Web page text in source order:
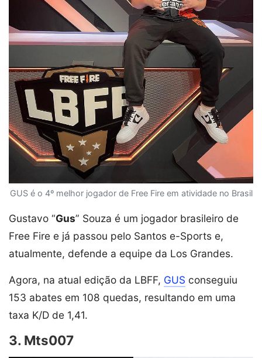
GUS é o 4º melhor jogador de Free Fire em atividade no Brasil
Gustavo “Gus” Souza é um jogador brasileiro de
Free Fire e já passou pelo Santos e-Sports e,
atualmente, defende a equipe da Los Grandes.
Agora, na atual edição da LBFF, GUS conseguiu
153 abates em 108 quedas, resultando em uma
taxa K/D de 1,41.
3. Mts007